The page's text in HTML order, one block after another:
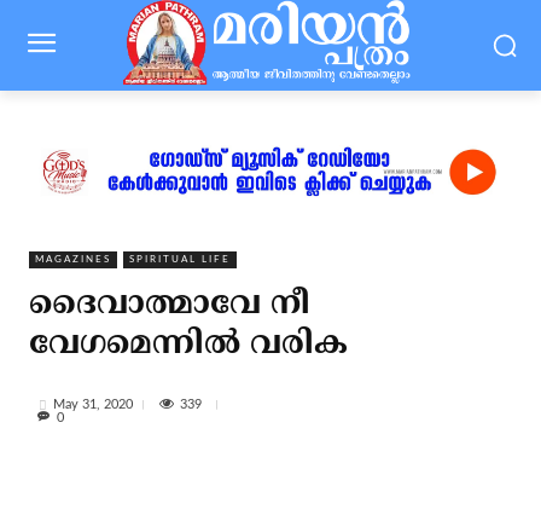
MAGAZINES SPIRITUAL LIFE
ദൈവാത്മാവേ നീ
വേഗമെന്നിൽ വരിക
May 31, 2020
339
0